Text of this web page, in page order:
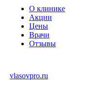
О клинике
Акции
Цены
Врачи
Отзывы
vlasovpro.ru